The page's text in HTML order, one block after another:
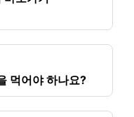
먹어야 하나요?